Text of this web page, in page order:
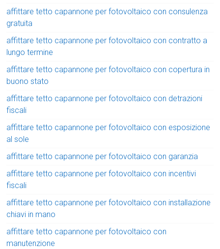
affittare tetto capannone per fotovoltaico con consulenza
gratuita
affittare tetto capannone per fotovoltaico con contratto a
lungo termine
affittare tetto capannone per fotovoltaico con copertura in
buono stato
affittare tetto capannone per fotovoltaico con detrazioni
fiscali
affittare tetto capannone per fotovoltaico con esposizione
al sole
affittare tetto capannone per fotovoltaico con garanzia
affittare tetto capannone per fotovoltaico con incentivi
fiscali
affittare tetto capannone per fotovoltaico con installazione
chiavi in mano
affittare tetto capannone per fotovoltaico con
manutenzione